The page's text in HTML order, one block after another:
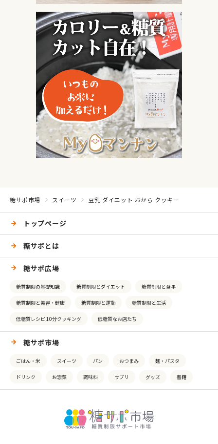
糖サポ市場 スイーツ 豆乳 ダイエット おから クッキー
トップページ
糖サポとは
糖サポ広場
糖質制限の基礎知識 糖質制限とダイエット 糖質制限と食事
糖質制限と美容・健康 糖質制限と運動 糖質制限と生活
低糖質レシピ 10分クッキング 低糖質なお店たち
糖サポ市場
ごはん・米 スイーツ パン おつまみ 麺・パスタ
ドリンク お惣菜 調味料 サプリ グッズ 書籍